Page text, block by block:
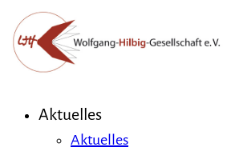
Aktuelles
Aktuelles